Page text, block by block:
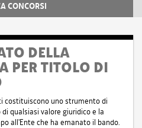
CONCORSI
DELLA
PER TITOLO DI
costituiscono uno strumento di
qualsiasi valore giuridico e la
all'Ente che ha emanato il bando.